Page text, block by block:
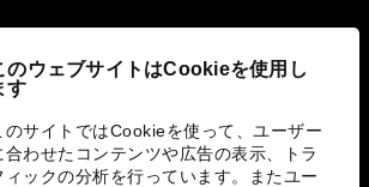
のウェブサイトはCookieを使用し
す
のサイトではCookieを使って、ユーザー
合わせたコンテンツや広告の表示、トラ
ィックの分析を行っています。またユー
の取り組み
)